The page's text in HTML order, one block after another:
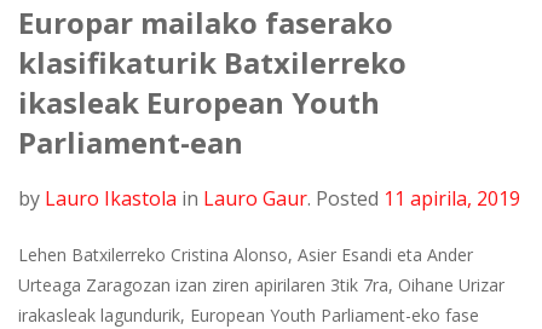
Europar mailako faserako
klasifikaturik Batxilerreko
ikasleak European Youth
Parliament-ean
by Lauro Ikastola in Lauro Gaur. Posted 11 apirila, 2019
Lehen Batxilerreko Cristina Alonso, Asier Esandi eta Ander
Urteaga Zaragozan izan ziren apirilaren 3tik 7ra, Oihane Urizar
irakasleak lagundurik, European Youth Parliament-eko fase